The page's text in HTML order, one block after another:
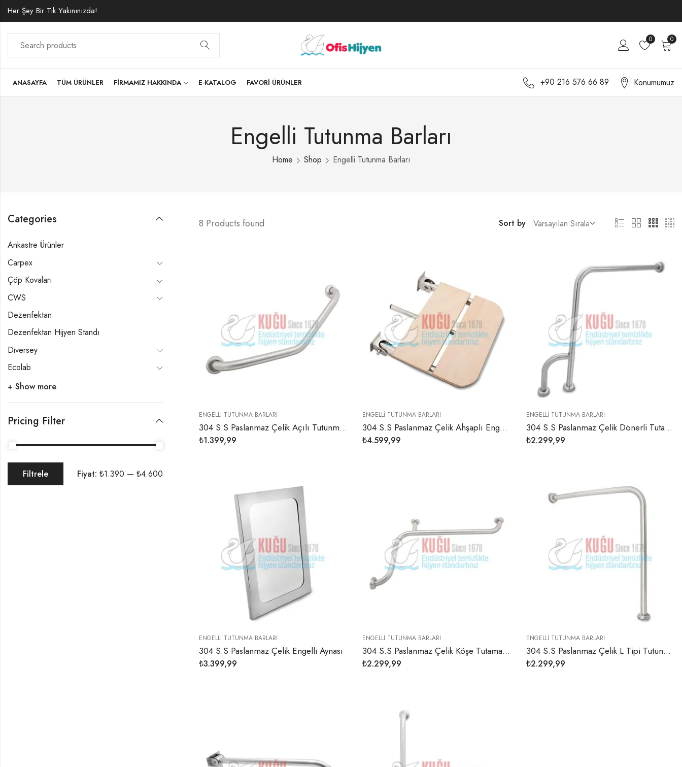
Her Şey Bir Tık Yakınınızda!
0 0
ANASAYFA TÜM ÜRÜNLER FIRMAMIZ HAKKINDA E-KATALOG FAVORI ÜRÜNLER +90 216 576 66 89 Konumumuz
Engelli Tutunma Barları
Home Shop Engelli Tutunma Barları
8 Products found Sort by
ENGELLI TUTUNMA BARLARI
304 S.S Paslanmaz Çelik Açılı Tutunma Barı
₺1.399,99
ENGELLI TUTUNMA BARLARI
304 S.S Paslanmaz Çelik Ahşaplı Engelli Tutunma Oturağı
₺4.599,99
ENGELLI TUTUNMA BARLARI
304 S.S Paslanmaz Çelik Dönerli Tutamak Tutunma Barı
₺2.299,99
ENGELLI TUTUNMA BARLARI
304 S.S Paslanmaz Çelik Engelli Aynası
₺3.399,99
ENGELLI TUTUNMA BARLARI
304 S.S Paslanmaz Çelik Köşe Tutamak Tutunma Barı
₺2.299,99
ENGELLI TUTUNMA BARLARI
304 S.S Paslanmaz Çelik L Tipi Tutunma Barı
₺2.299,99
Categories
Ankastre Ürünler
Carpex
Çöp Kovaları
CWS
Dezenfektan
Dezenfektan Hijyen Standı
Diversey
Ecolab
+ Show more
Pricing Filter
Filtrele Fiyat: ₺1.390 — ₺4.600